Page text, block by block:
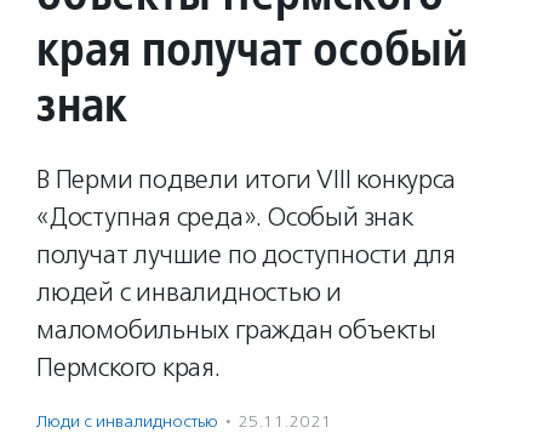
края получат особый
знак
В Перми подвели итоги VIII конкурса
«Доступная среда». Особый знак
получат лучшие по доступности для
людей с инвалидностью и
маломобильных граждан объекты
Пермского края.
Люди с инвалидностью · 25.11.2021